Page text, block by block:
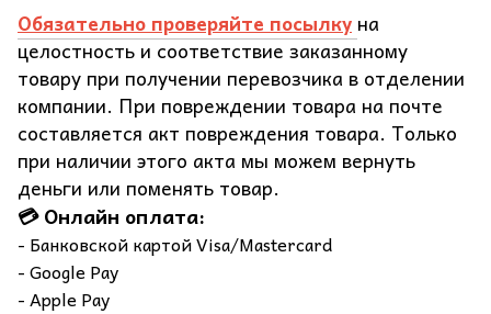
Обязательно проверяйте посылку на
целостность и соответствие заказанному
товару при получении перевозчика в отделении
компании. При повреждении товара на почте
составляется акт повреждения товара. Только
при наличии этого акта мы можем вернуть
деньги или поменять товар.
💳 Онлайн оплата:
- Банковской картой Visa/Mastercard
- Google Pay
- Apple Pay